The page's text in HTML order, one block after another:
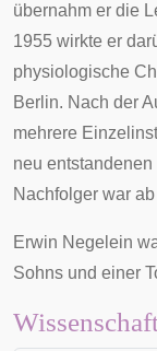
übernahm er die
1955 wirkte er
physiologische
Berlin. Nach der
mehrere
neu entstandenen
Nachfolger war
Erwin Negelein
Sohns und einer